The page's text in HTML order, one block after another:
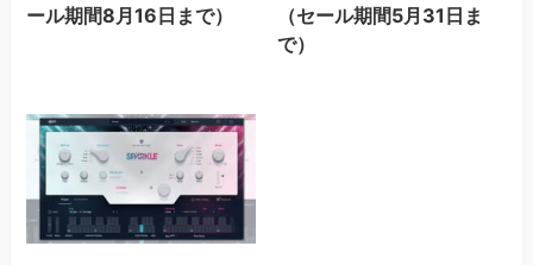
ール期間8月16日まで）
（セール期間5月31日ま
で）